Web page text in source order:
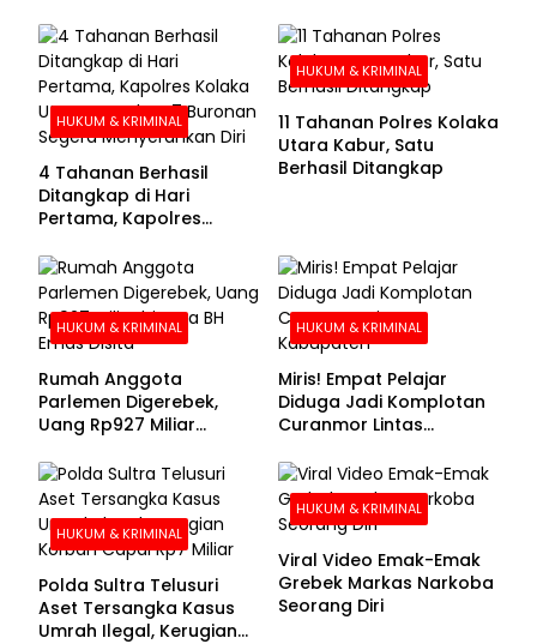
Evakuasi Jenazah
Korban
HUKUM & KRIMINAL
4 Tahanan Berhasil
Ditangkap di Hari
Pertama, Kapolres
Buronan Segera
Menyerahkan Diri
HUKUM & KRIMINAL
11 Tahanan Polres Kolaka
Utara Kabur, Satu
Berhasil Ditangkap
HUKUM & KRIMINAL
Rumah Anggota
Parlemen Digerebek,
Uang Rp927 Miliar
HUKUM & KRIMINAL
Miris! Empat Pelajar
Diduga Jadi Komplotan
Curanmor Lintas
HUKUM & KRIMINAL
Polda Sultra Telusuri
Aset Tersangka Kasus
Umrah Ilegal, Kerugian
HUKUM & KRIMINAL
Viral Video Emak-Emak
Grebek Markas Narkoba
Seorang Diri